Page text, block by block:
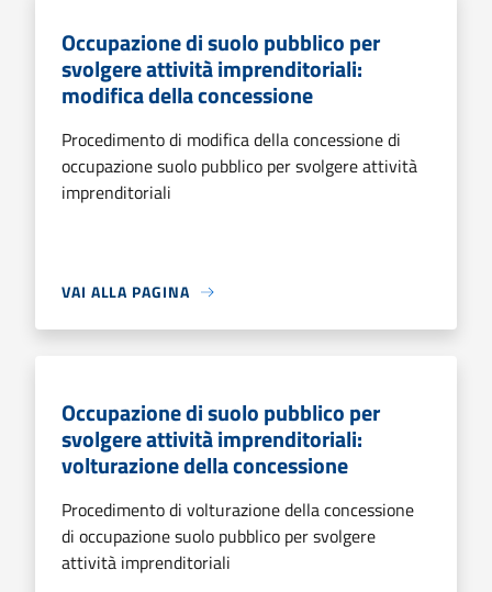
Occupazione di suolo pubblico per
svolgere attività imprenditoriali:
modifica della concessione
Procedimento di modifica della concessione di
occupazione suolo pubblico per svolgere attività
imprenditoriali
VAI ALLA PAGINA
Occupazione di suolo pubblico per
svolgere attività imprenditoriali:
volturazione della concessione
Procedimento di volturazione della concessione
di occupazione suolo pubblico per svolgere
attività imprenditoriali